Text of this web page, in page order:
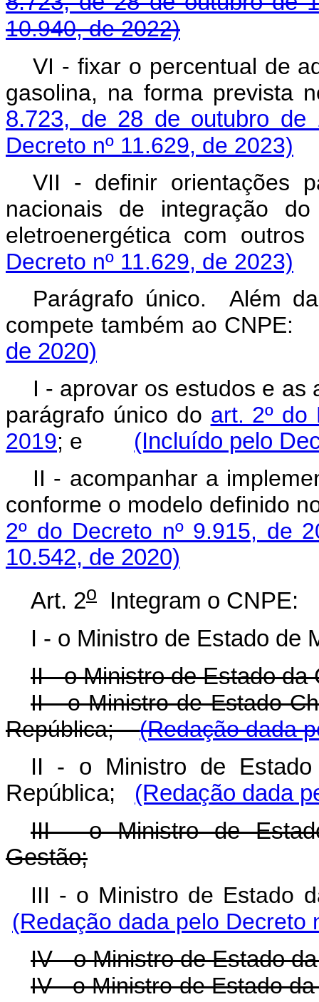
10.940, de 2022)
VI - fixar o percentual de
gasolina, na forma prevista
8.723, de 28 de outubro de
Decreto nº 11.629, de 2023)
VII - definir orientações
nacionais de integração
eletroenergética com
Decreto nº 11.629, de 2023)
Parágrafo único. Além
compete também ao
de 2020)
I - aprovar os estudos e as
parágrafo único do art. 2º do
2019; e (Incluído pelo
II - acompanhar a
conforme o modelo definido
2º do Decreto nº 9.915, de
10.542, de 2020)
Art. 2o
Integram o CNPE:
I - o Ministro de Estado de
II - o Ministro de Estado da
II - o Ministro de Estado
República;(Redação dada
II - o Ministro de
República; (Redação dada
III - o Ministro de
Gestão;
III - o Ministro de
(Redação dada pelo Decreto
IV - o Ministro de Estado
IV - o Ministro de